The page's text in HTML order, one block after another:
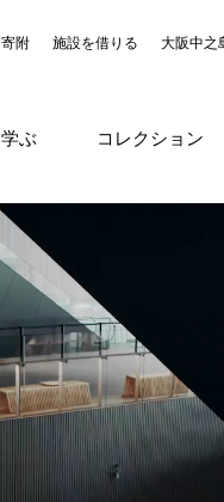
寄附 施設を借りる 大阪中之
学ぶ コレクション